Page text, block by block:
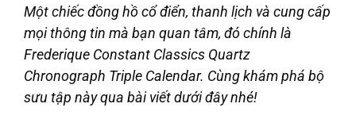
Một chiếc đồng hồ cổ điển, thanh lịch và cung cấp
mọi thông tin mà bạn quan tâm, đó chính là
Frederique Constant Classics Quartz
Chronograph Triple Calendar. Cùng khám phá bộ
sưu tập này qua bài viết dưới đây nhé!